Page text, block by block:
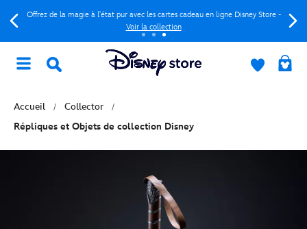
Offrez de la magie à l'état pur avec les cartes cadeau en ligne Disney Store -
Voir la collection
Accueil
Collector
Répliques et Objets de collection Disney